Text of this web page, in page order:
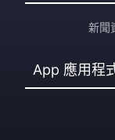
新聞
App 應用程